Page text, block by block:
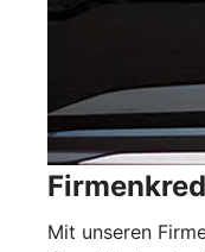
Mit unseren